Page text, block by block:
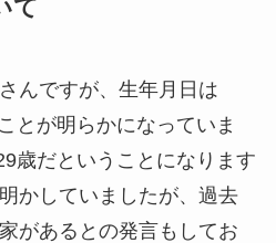
て
んですが、生年月日は
とが明らかになっていま
歳だということになります
かしていましたが、過去
があるとの発言もしてお